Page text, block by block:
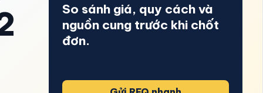
Hoàn thiện bề mặt
Kết cấu & Bao che
Kỹ thuật công trình
So sánh giá, quy cách và
nguồn cung trước khi chốt
đơn.